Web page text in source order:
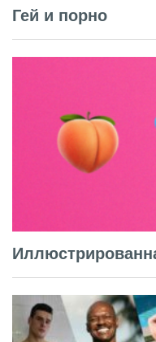
Гей и порно